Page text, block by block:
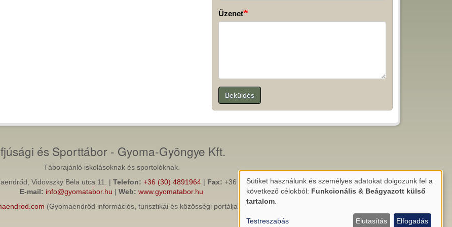
Üzenet
Beküldés
és Sporttábor - Gyoma-Gyöngye Kft.
Táborajánló iskolásoknak és sportolóknak.
Vidovszky Béla utca 11. | Telefon: +36 (30) 4891964| Fax: +36 (66) 788478
E-mail: info@gyomatabor.hu Web: www.gyomatabor.hu
(Gyomaendrőd információs, turisztikai és közösségi portálja)
Személyes
adatok
sütik
Sütiket használunk és személyes adatokat dolgozunk fel a
következő célokból: Funkcionális & Beágyazott külső
tartalom
Testreszabás Elutasítás Elfogadás